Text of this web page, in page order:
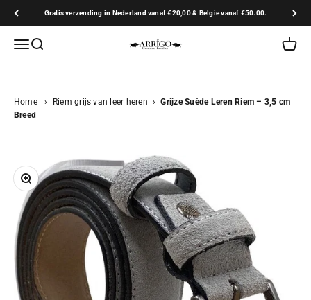
Gratis verzending in Nederland vanaf €20,00 & Belgie vanaf €50.00.
Navigatiemenu openen
Zoeken openen Arrigo.nl
Home › Riem grijs van leer heren ›
Grijze Suède Leren Riem – 3,5 cm
Breed
In-/uitzoomen